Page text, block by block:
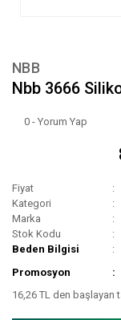
NBB
Nbb 3666
0 - Yorum Yap
Fiyat
Kategori
Marka
Stok Kodu
Beden Bilgisi
Promosyon
16,26 TL den başlayan